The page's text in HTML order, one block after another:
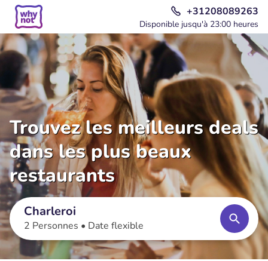
+31208089263
Disponible jusqu'à 23:00 heures
Trouvez les meilleurs deals
dans les plus beaux
restaurants
Charleroi
2 Personnes • Date flexible